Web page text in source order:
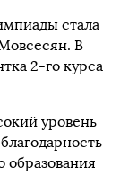
стала
В
2-го курса
уровень